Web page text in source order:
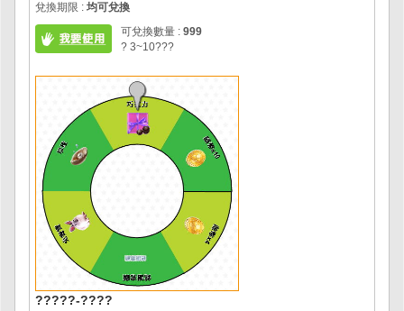
兌換期限 : 均可兌換
可兌換數量 : 999
? 3~10???
?????-????